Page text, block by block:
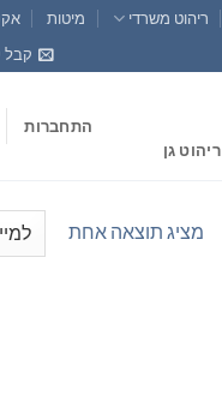
ריהוט משרדי מיטות
קבל
ריהוט גן
התחברות
מציג תוצאה אחת